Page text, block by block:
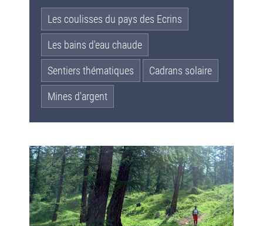
Les coulisses du pays des Ecrins
Les bains d'eau chaude
Sentiers thématiques Cadrans solaire
Mines d'argent